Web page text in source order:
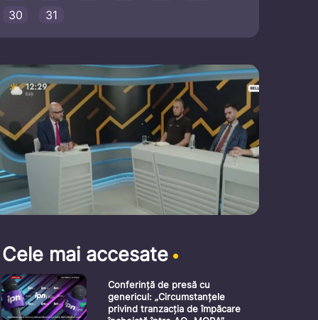
30
31
Cele mai accesate
Conferință de presă cu
genericul: „Circumstanțele
privind tranzacția de împăcare